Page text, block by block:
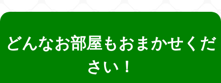
どんなお部屋もおまかせくだ
さい！